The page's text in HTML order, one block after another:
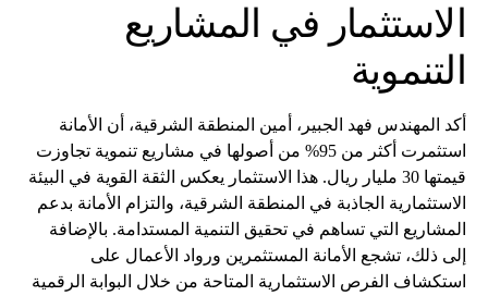
الاستثمار في المشاريع
التنموية
أكد المهندس فهد الجبير، أمين المنطقة الشرقية، أن الأمانة
استثمرت أكثر من 95% من أصولها في مشاريع تنموية تجاوزت
قيمتها 30 مليار ريال. هذا الاستثمار يعكس الثقة القوية في البيئة
الاستثمارية الجاذبة في المنطقة الشرقية، والتزام الأمانة بدعم
المشاريع التي تساهم في تحقيق التنمية المستدامة. بالإضافة
إلى ذلك، تشجع الأمانة المستثمرين ورواد الأعمال على
استكشاف الفرص الاستثمارية المتاحة من خلال البوابة الرقمية